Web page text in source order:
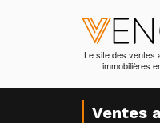
Le site des ventes
immobilières
Ventes